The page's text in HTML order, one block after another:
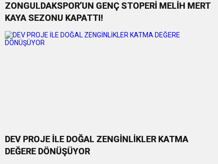
ZONGULDAKSPOR’UN GENÇ STOPERİ MELİH MERT
KAYA SEZONU KAPATTI!
DEV PROJE İLE DOĞAL ZENGİNLİKLER KATMA
DEĞERE DÖNÜŞÜYOR